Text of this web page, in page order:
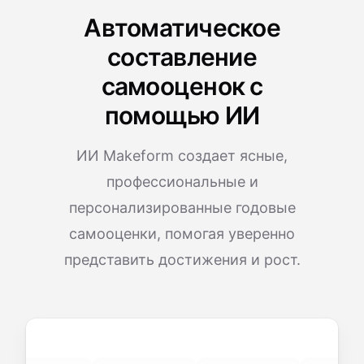
Автоматическое
составление
самооценок с
помощью ИИ
ИИ Makeform создает ясные,
профессиональные и
персонализированные годовые
самооценки, помогая уверенно
представить достижения и рост.